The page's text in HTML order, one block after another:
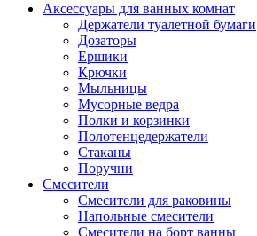
Аксессуары для ванных комнат
Держатели туалетной бумаги
Дозаторы
Ершики
Крючки
Мыльницы
Мусорные ведра
Полки и корзинки
Полотенцедержатели
Стаканы
Поручни
Смесители
Смесители для раковины
Напольные смесители
Смесители на борт ванны